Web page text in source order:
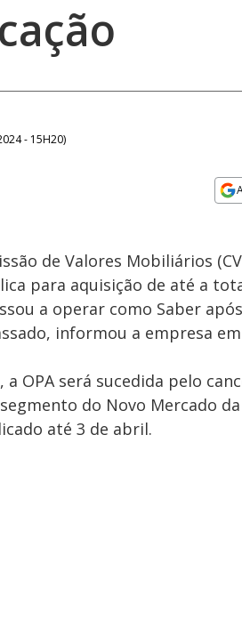
- 15H20)
de Valores Mobiliários
para aquisição de até a
a operar como Saber
informou a empresa
a OPA será sucedida pelo
do Novo Mercado
até 3 de abril.